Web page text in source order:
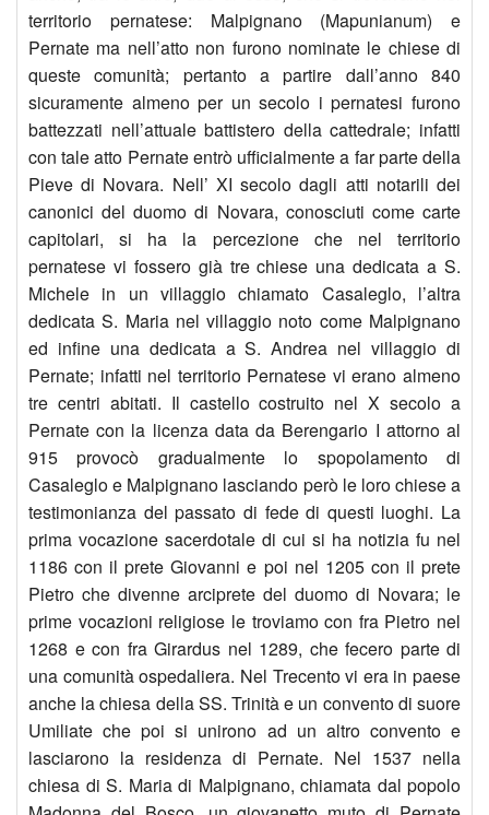
di
15
di
don
del
2014
del
del
del
territorio pernatese: Malpignano (Mapunianum) e
Pernate ma nell’atto non furono nominate le chiese di
queste comunità; pertanto a partire dall’anno 840
sicuramente almeno per un secolo i pernatesi furono
battezzati nell’attuale battistero della cattedrale; infatti
con tale atto Pernate entrò ufficialmente a far parte della
Pieve di Novara. Nell’ XI secolo dagli atti notarili dei
canonici del duomo di Novara, conosciuti come carte
capitolari, si ha la percezione che nel territorio
pernatese vi fossero già tre chiese una dedicata a S.
Michele in un villaggio chiamato Casaleglo, l’altra
dedicata S. Maria nel villaggio noto come Malpignano
ed infine una dedicata a S. Andrea nel villaggio di
Pernate; infatti nel territorio Pernatese vi erano almeno
tre centri abitati. Il castello costruito nel X secolo a
Pernate con la licenza data da Berengario I attorno al
915 provocò gradualmente lo spopolamento di
Casaleglo e Malpignano lasciando però le loro chiese a
testimonianza del passato di fede di questi luoghi. La
prima vocazione sacerdotale di cui si ha notizia fu nel
1186 con il prete Giovanni e poi nel 1205 con il prete
Pietro che divenne arciprete del duomo di Novara; le
prime vocazioni religiose le troviamo con fra Pietro nel
1268 e con fra Girardus nel 1289, che fecero parte di
una comunità ospedaliera. Nel Trecento vi era in paese
anche la chiesa della SS. Trinità e un convento di suore
Umiliate che poi si unirono ad un altro convento e
lasciarono la residenza di Pernate. Nel 1537 nella
chiesa di S. Maria di Malpignano, chiamata dal popolo